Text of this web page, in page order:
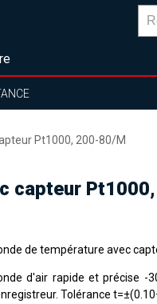
Pt1000, 200-80/M
capteur
de température avec
d'air rapide et précise -
Tolérance